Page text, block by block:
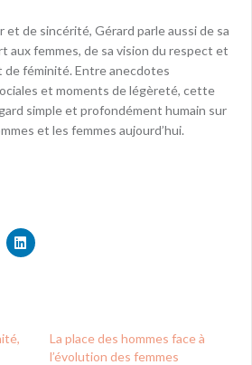
et de sincérité, Gérard parle aussi de sa
aux femmes, de sa vision du respect et
de féminité. Entre anecdotes
et moments de légèreté, cette
simple et profondément humain sur
et les femmes aujourd’hui.
La place des hommes face à
l’évolution des femmes